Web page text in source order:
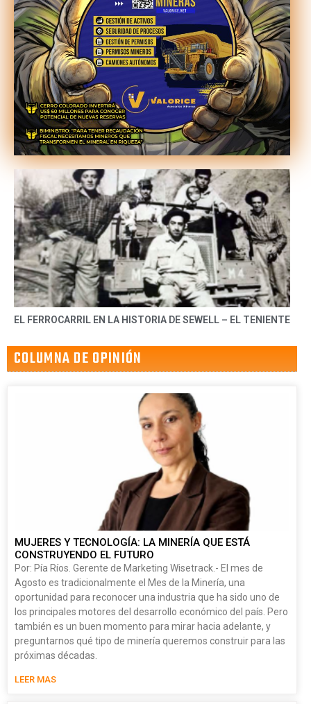
EL FERROCARRIL EN LA HISTORIA DE SEWELL – EL TENIENTE
COLUMNA DE OPINIÓN
MUJERES Y TECNOLOGÍA: LA MINERÍA QUE ESTÁ
CONSTRUYENDO EL FUTURO
Por: Pía Ríos. Gerente de Marketing Wisetrack.- El mes de
Agosto es tradicionalmente el Mes de la Minería, una
oportunidad para reconocer una industria que ha sido uno de
los principales motores del desarrollo económico del país. Pero
también es un buen momento para mirar hacia adelante, y
preguntarnos qué tipo de minería queremos construir para las
próximas décadas.
LEER MAS